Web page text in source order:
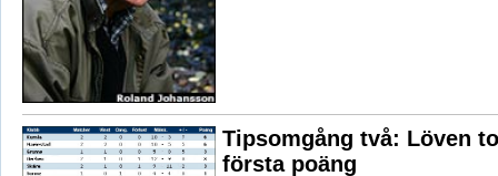
Tipsomgång två: Löven
första poäng